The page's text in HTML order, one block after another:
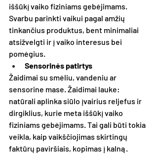
iššūkį vaiko fiziniams gebėjimams.
Svarbu parinkti vaikui pagal amžių
tinkančius produktus, bent minimaliai
atsižvelgti ir į vaiko interesus bei
pomėgius.
Sensorinės patirtys
Žaidimai su smėliu, vandeniu ar
sensorine mase. Žaidimai lauke:
natūrali aplinka siūlo įvairius reljefus ir
dirgiklius, kurie meta iššūkį vaiko
fiziniams gebėjimams. Tai gali būti tokia
veikla, kaip vaikščiojimas skirtingų
faktūrų paviršiais, kopimas į kalną.